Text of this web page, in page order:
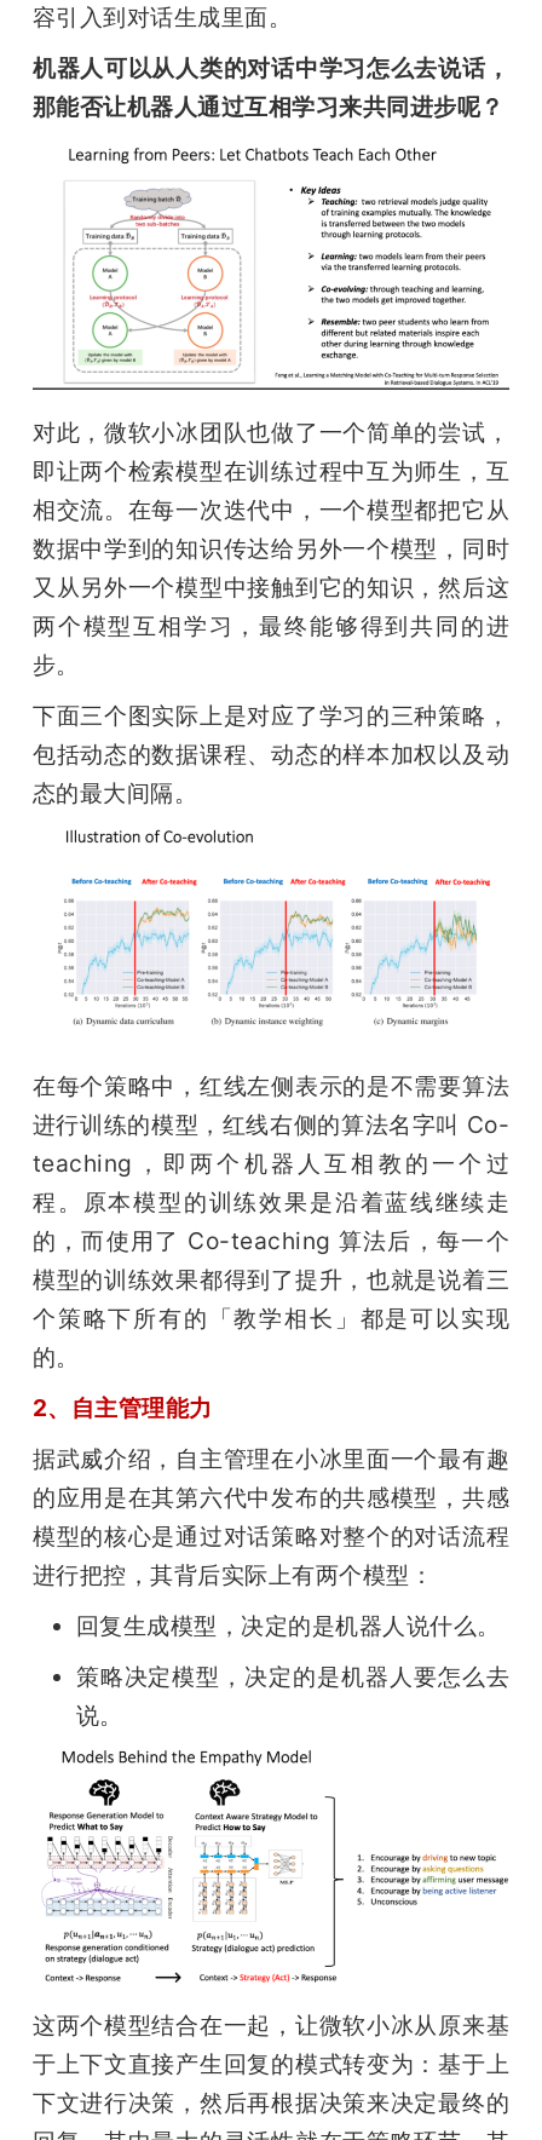
容引入到对话生成里面。
机器人可以从人类的对话中学习怎么去说话，
那能否让机器人通过互相学习来共同进步呢？
对此，微软小冰团队也做了一个简单的尝试，
即让两个检索模型在训练过程中互为师生，互
相交流。在每一次迭代中，一个模型都把它从
数据中学到的知识传达给另外一个模型，同时
又从另外一个模型中接触到它的知识，然后这
两个模型互相学习，最终能够得到共同的进
步。
下面三个图实际上是对应了学习的三种策略，
包括动态的数据课程、动态的样本加权以及动
态的最大间隔。
在每个策略中，红线左侧表示的是不需要算法
进行训练的模型，红线右侧的算法名字叫 Co-
teaching，即两个机器人互相教的一个过
程。原本模型的训练效果是沿着蓝线继续走
的，而使用了 Co-teaching 算法后，每一个
模型的训练效果都得到了提升，也就是说着三
个策略下所有的「教学相长」都是可以实现
的。
2、自主管理能力
据武威介绍，自主管理在小冰里面一个最有趣
的应用是在其第六代中发布的共感模型，共感
模型的核心是通过对话策略对整个的对话流程
进行把控，其背后实际上有两个模型：
回复生成模型，决定的是机器人说什么。
策略决定模型，决定的是机器人要怎么去
说。
这两个模型结合在一起，让微软小冰从原来基
于上下文直接产生回复的模式转变为：基于上
下文进行决策，然后再根据决策来决定最终的